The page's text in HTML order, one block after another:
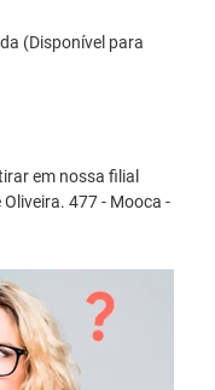
(Disponível para
em nossa filial
477 - Mooca -